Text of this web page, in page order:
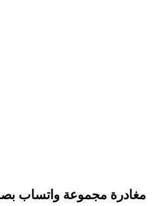
مغادرة مجموعة واتساب